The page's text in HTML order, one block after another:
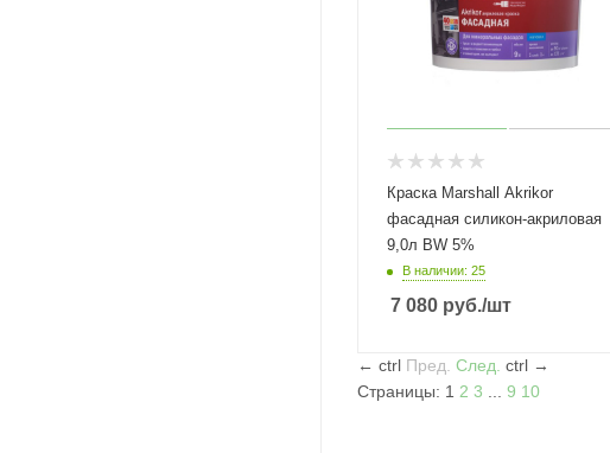
Краска Marshall Akrikor
фасадная силикон-акриловая
9,0л BW 5%
В наличии: 25
7 080 руб./шт
← ctrl Пред. След. ctrl →
Страницы: 1 2 3 9 10